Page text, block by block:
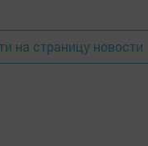
на страницу новости